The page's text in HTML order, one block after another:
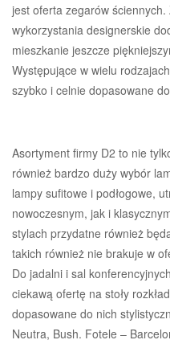
jest oferta zegarów
wykorzystania designerskie
mieszkanie jeszcze
Występujące w wielu
szybko i celnie dopasowane
Asortyment firmy D2 to nie
również bardzo duży wybór
lampy sufitowe i podłogowe,
nowoczesnym, jak i
stylach przydatne również
takich również nie brakuje w
Do jadalni i sal
ciekawą ofertę na stoły
dopasowane do nich
Neutra, Bush. Fotele –